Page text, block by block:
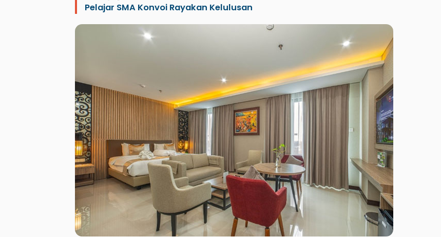
Pelajar SMA Konvoi Rayakan Kelulusan